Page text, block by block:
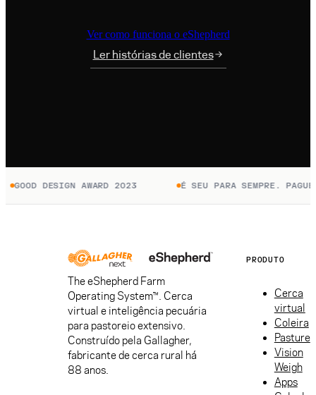
Ver como funciona o eShepherd
Ler histórias de clientes
GOOD DESIGN AWARD 2023 É SEU PARA SEMPRE. PAGUE
The eShepherd Farm
Operating System™. Cerca
virtual e inteligência pecuária
para pastoreio extensivo.
Construído pela Gallagher,
fabricante de cerca rural há
88 anos.
PRODUTO
Cerca
virtual
Coleira
Pasture
Vision
Weigh
Apps